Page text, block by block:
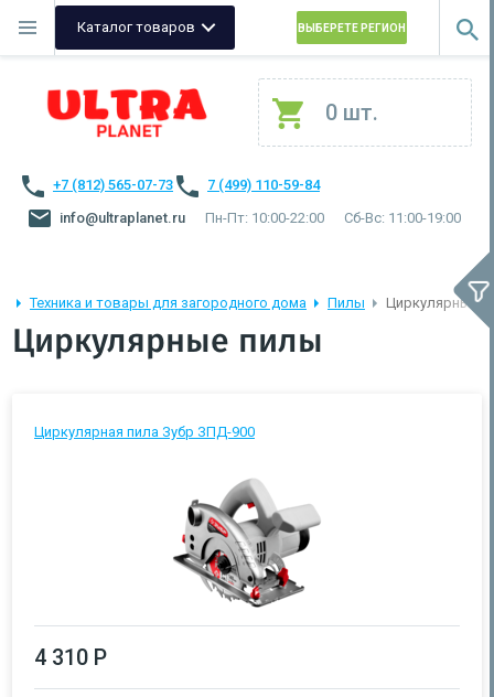
Каталог товаров ВЫБЕРЕТЕ РЕГИОН
0 шт.
+7 (812) 565-07-73
7 (499) 110-59-84
info@ultraplanet.ru
Пн-Пт: 10:00-22:00 Сб-Вс: 11:00-19:00
Техника и товары для загородного дома Пилы Циркулярные
Циркулярные пилы
Циркулярная пила Зубр ЗПД-900
4 310 Р